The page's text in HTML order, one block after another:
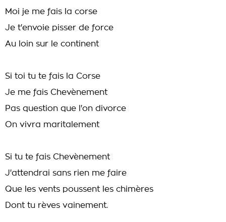
Moi je me fais la corse
Je t'envoie pisser de force
Au loin sur le continent
Si toi tu te fais la Corse
Je me fais Chevènement
Pas question que l'on divorce
On vivra maritalement
Si tu te fais Chevènement
J'attendrai sans rien me faire
Que les vents poussent les chimères
Dont tu rèves vainement.